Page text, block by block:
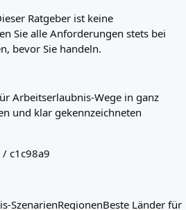
Ratgeber ist keine
Sie alle Anforderungen stets bei
bevor Sie handeln.
Arbeitserlaubnis-Wege in ganz
und klar gekennzeichneten
c1c98a9
SzenarienRegionenBeste Länder für